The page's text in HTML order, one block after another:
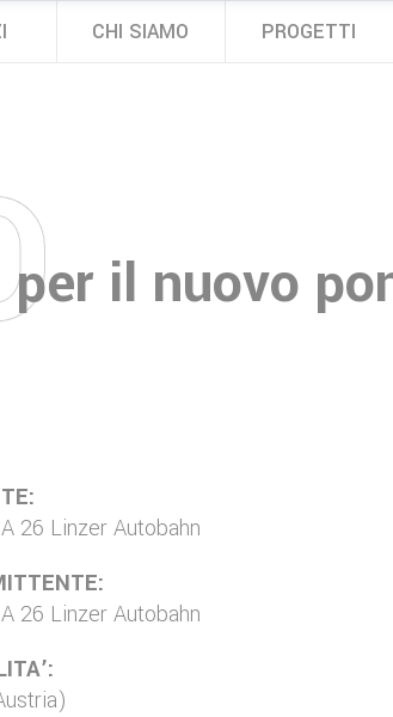
CHI SIAMO PROGETTI
il nuovo
26 Linzer Autobahn
26 Linzer Autobahn